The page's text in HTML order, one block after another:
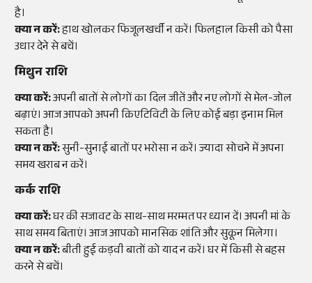
है।
क्या न करें:हाथ खोलकर फिजूलखर्ची न करें। फिलहाल किसी को पैसा
उधार देने से बचें।
मिथुन राशि
क्या करें:अपनी बातों से लोगों का दिल जीतें और नए लोगों से मेल-जोल
बढ़ाएं। आज आपको अपनी क्रिएटिविटी के लिए कोई बड़ा इनाम मिल
सकता है।
क्या न करें:सुनी-सुनाई बातों पर भरोसा न करें। ज्यादा सोचने में अपना
समय खराब न करें।
कर्क राशि
क्या करें:घर की सजावट के साथ-साथ मरम्मत पर ध्यान दें। अपनी मां के
साथ समय बिताएं। आज आपको मानसिक शांति और सुकून मिलेगा।
क्या न करें:बीती हुई कड़वी बातों को याद न करें। घर में किसी से बहस
करने से बचें।